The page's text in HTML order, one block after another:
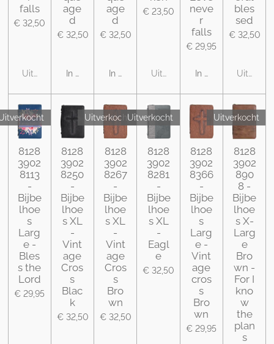
falls
€ 32,50
Uitverkocht
age
d
€ 32,50
In winkelwagen
age
d
€ 32,50
In winkelwagen
€ 23,50
Uitverkocht
neve
r
falls
€ 29,95
In winkelwagen
bles
sed
€ 32,50
8128
3902
8113
-
Bijbe
lhoe
s
Larg
e -
Bles
s the
Lord
€ 29,95
8128
3902
8250
-
Bijbe
lhoe
s XL
-
Vint
age
Cros
s
Blac
k
€ 32,50
Uitverkocht
8128
3902
8267
-
Bijbe
lhoe
s XL
-
Vint
age
Cros
s
Bro
wn
€ 32,50
Uitverkocht
8128
3902
8281
-
Bijbe
lhoe
s XL
-
Eagl
e
€ 32,50
8128
3902
8366
-
Bijbe
lhoe
s
Larg
e -
Vint
age
cros
s
Bro
wn
€ 29,95
Uitverkocht
8128
3902
890
8 -
Bijbe
lhoe
s X-
Larg
e
Bro
wn -
For I
kno
w
the
plan
s